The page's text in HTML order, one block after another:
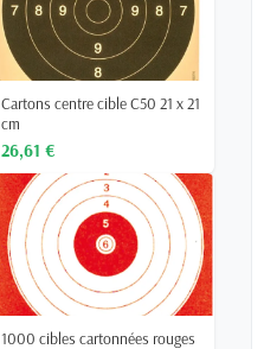
Cartons centre cible C50 21 x 21
cm
26,61 €
1000 cibles cartonnées rouges